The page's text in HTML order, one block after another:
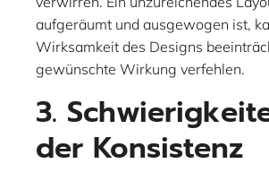
aufgeräumt und ausgewogen ist,
Wirksamkeit des Designs
gewünschte Wirkung verfehlen.
3.
der Konsistenz